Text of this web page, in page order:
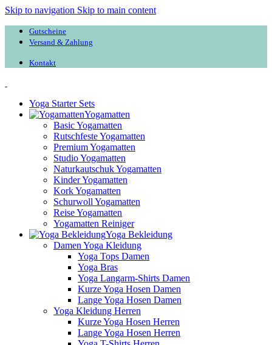
Skip to navigation Skip to main content
Gutscheine
Versand & Zahlung
Kontakt
Yoga Starter Sets
Yogamatten
Basic Yogamatten
Rutschfeste Yogamatten
Premium Yogamatten
Studio Yogamatten
Naturkautschuk Yogamatten
Kinder Yogamatten
Kork Yogamatten
Schurwoll Yogamatten
Reise Yogamatten
Yogamatten Reiniger
Yoga Bekleidung
Damen Yoga Kleidung
Yoga Tops Damen
Yoga Bras
Yoga Langarm-Shirts Damen
Kurze Yoga Hosen Damen
Lange Yoga Hosen Damen
Yoga Kleidung Herren
Kurze Yoga Hosen Herren
Lange Yoga Hosen Herren